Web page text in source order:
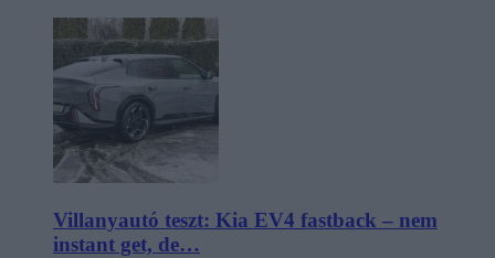
Villanyautó teszt: Kia EV4 fastback – nem
instant get, de…